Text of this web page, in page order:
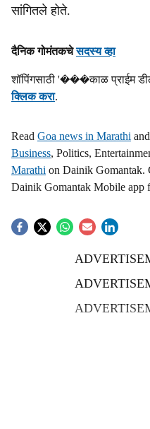
सांगितले होते.
दैनिक गोमंतकचेसदस्य व्हा
शॉपिंगसाठी '���काळ प्राईम
क्लिक करा.
Read Goa news in Marathi
Business, Politics,
Marathi on Dainik Gomantak.
Dainik Gomantak Mobile app